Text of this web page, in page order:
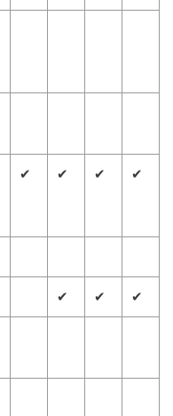
✔ ✔ ✔ ✔
✔ ✔ ✔